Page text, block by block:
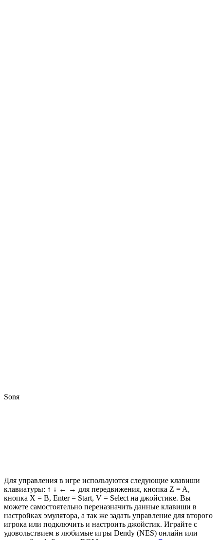
Sonя
Для управления в игре используются следующие клавиши
клавиатуры: ↑ ↓ ← → для передвижения, кнопка Z = A,
кнопка X = B, Enter = Start, V = Select на джойстике. Вы
можете самостоятельно переназначить данные клавиши в
настройках эмулятора, а так же задать управление для второго
игрока или подключить и настроить джойстик. Играйте с
удовольствием в любимые игры Dendy (NES) онлайн или